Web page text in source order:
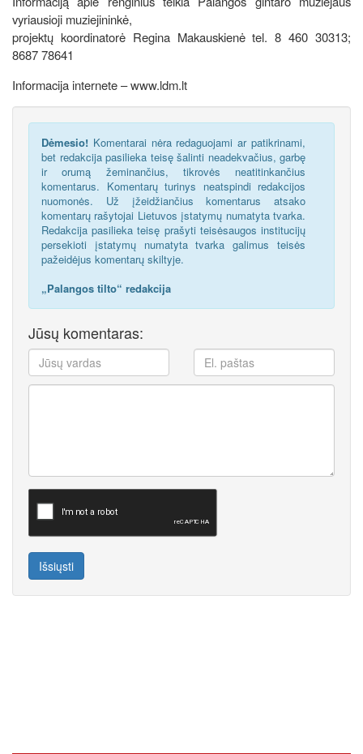
vyriausioji muziejininkė,
projektų koordinatorė Regina Makauskienė tel. 8 460 30313;
8687 78641
Informacija internete – www.ldm.lt
Dėmesio! Komentarai nėra redaguojami ar patikrinami,
bet redakcija pasilieka teisę šalinti neadekvačius, garbę
ir orumą žeminančius, tikrovės neatitinkančius
komentarus. Komentarų turinys neatspindi redakcijos
nuomonės. Už įžeidžiančius komentarus atsako
komentarų rašytojai Lietuvos įstatymų numatyta tvarka.
Redakcija pasilieka teisę prašyti teisėsaugos institucijų
persekioti įstatymų numatyta tvarka galimus teisės
pažeidėjus komentarų skiltyje.
„Palangos tilto“ redakcija
Jūsų komentaras:
Išsiųsti